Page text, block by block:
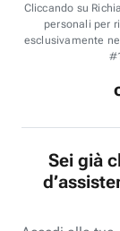
Cliccando su
personali per
esclusivamente
Sei già